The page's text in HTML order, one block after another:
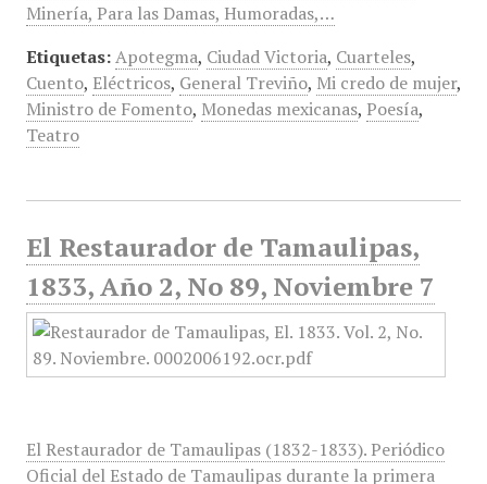
Minería, Para las Damas, Humoradas,…
Etiquetas: Apotegma, Ciudad Victoria, Cuarteles,
Cuento, Eléctricos, General Treviño, Mi credo de mujer,
Ministro de Fomento, Monedas mexicanas, Poesía,
Teatro
El Restaurador de Tamaulipas,
1833, Año 2, No 89, Noviembre 7
El Restaurador de Tamaulipas (1832-1833). Periódico
Oficial del Estado de Tamaulipas durante la primera